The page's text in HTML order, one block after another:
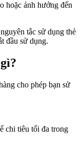
hoặc ảnh hưởng đến
tắc sử dụng thẻ
đầu sử dụng.
cho phép bạn sử
chi tiêu tối đa trong